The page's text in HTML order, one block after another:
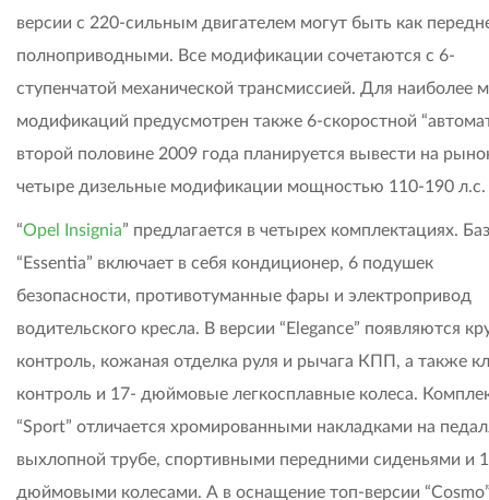
версии с 220-сильным двигателем могут быть как
полноприводными. Все модификации сочетаются с 6-
ступенчатой механической трансмиссией. Для наиболее
модификаций предусмотрен также 6-скоростной
второй половине 2009 года планируется вывести на
четыре дизельные модификации мощностью 110-190 л.с.
“Opel Insignia” предлагается в четырех комплектациях.
“Essentia” включает в себя кондиционер, 6 подушек
безопасности, противотуманные фары и электропривод
водительского кресла. В версии “Elegance” появляются
контроль, кожаная отделка руля и рычага КПП, а также
контроль и 17- дюймовые легкосплавные колеса.
“Sport” отличается хромированными накладками на
выхлопной трубе, спортивными передними сиденьями и
дюймовыми колесами. А в оснащение топ-версии